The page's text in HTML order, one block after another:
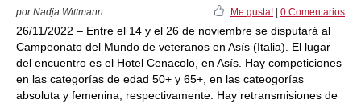
por Nadja Wittmann Me gusta! 0 Comentarios
26/11/2022 – Entre el 14 y el 26 de noviembre se disputará al
Campeonato del Mundo de veteranos en Asís (Italia). El lugar
del encuentro es el Hotel Cenacolo, en Asís. Hay competiciones
en las categorías de edad 50+ y 65+, en las cateogorías
absoluta y femenina, respectivamente. Hay retransmisiones de